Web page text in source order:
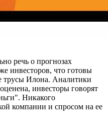
речь о прогнозах
инвесторов, что готовы
трусы Илона. Аналитики
инвесторы говорят
Никакого
компании и спросом на ее